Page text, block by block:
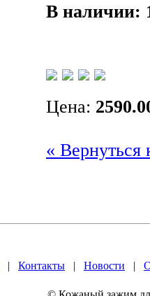
В наличии:
Цена:
« Вернуться
| Контакты | Новости |